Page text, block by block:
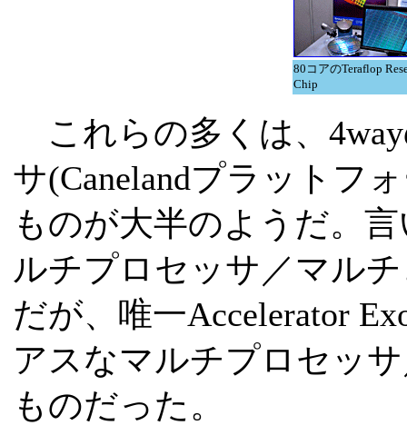
80コアのTeraflop
Chip
これらの多くは、
サ(Canelandプラットフ
ものが大半のようだ。
ルチプロセッサ／マル
だが、唯一Accelerator
アスなマルチプロセッ
ものだった。